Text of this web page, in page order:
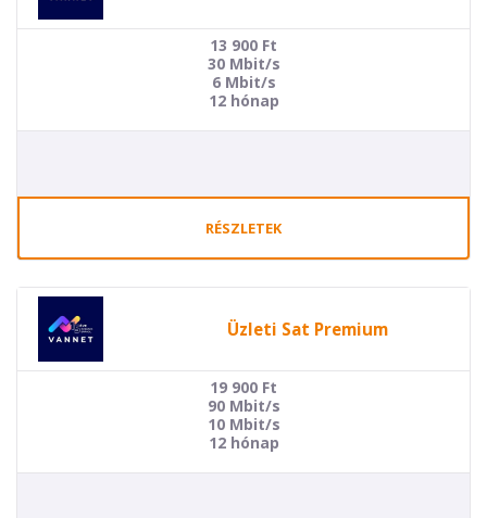
13 900 Ft
30 Mbit/s
6 Mbit/s
12 hónap
RÉSZLETEK
Üzleti Sat Premium
19 900 Ft
90 Mbit/s
10 Mbit/s
12 hónap